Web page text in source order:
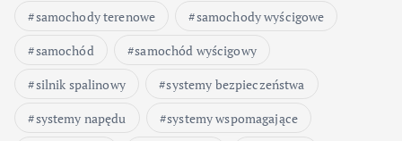
samochody terenowe
samochody wyścigowe
samochód
samochód wyścigowy
silnik spalinowy
systemy bezpieczeństwa
systemy napędu
systemy wspomagające